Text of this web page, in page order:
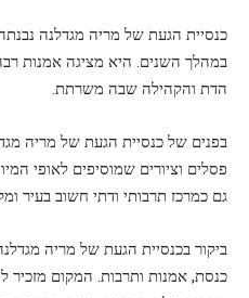
במהלך השנים. היא מציגה אמנות
הדת והקהילה שבה משרתת.
בפנים של כנסיית הגעת של מריה
פסלים וציורים שמוסיפים לאופי
גם כמרכז תרבותי ודתי חשוב בעיר
ביקור בכנסיית הגעת של מריה
כנסת, אמנות ותרבות. המקום